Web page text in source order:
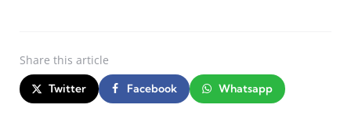
Share this article
Twitter Facebook Whatsapp